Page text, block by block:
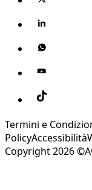
Termini e
PolicyAccessibilità
Copyright 2026